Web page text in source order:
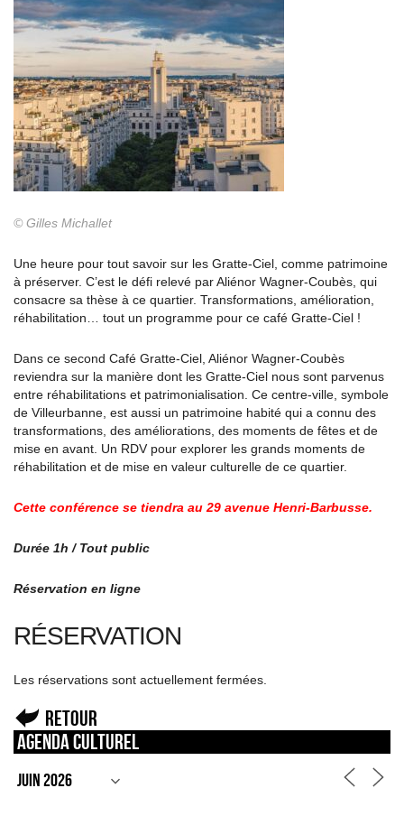
© Gilles Michallet
Une heure pour tout savoir sur les Gratte-Ciel, comme patrimoine
à préserver. C’est le défi relevé par Aliénor Wagner-Coubès, qui
consacre sa thèse à ce quartier. Transformations, amélioration,
réhabilitation… tout un programme pour ce café Gratte-Ciel !
Dans ce second Café Gratte-Ciel, Aliénor Wagner-Coubès
reviendra sur la manière dont les Gratte-Ciel nous sont parvenus
entre réhabilitations et patrimonialisation. Ce centre-ville, symbole
de Villeurbanne, est aussi un patrimoine habité qui a connu des
transformations, des améliorations, des moments de fêtes et de
mise en avant. Un RDV pour explorer les grands moments de
réhabilitation et de mise en valeur culturelle de ce quartier.
Cette conférence se tiendra au 29 avenue Henri-Barbusse.
Durée 1h / Tout public
Réservation en ligne
RÉSERVATION
Les réservations sont actuellement fermées.
Retour
Agenda culturel